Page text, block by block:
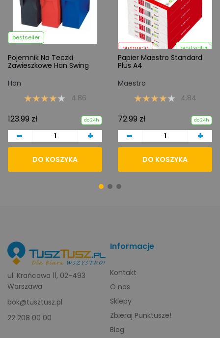
bestseller
Pojemnik Na Teczki
Zawieszkowe Han Swing
Han
4.86
123.99 zł do 24h
- +
DO KOSZYKA
promocja bestseller
Papier Maestro Standard
Plus A4
Maestro
4.84
72.99 zł do 24h
- +
DO KOSZYKA
ul. Krańcowa 11, 02-493
Warszawa
bok@tusztusz.pl
22 208 00 00
Informacje
Kontakt
O nas
Sklepy
Zbieraj Punktusze!
Blog